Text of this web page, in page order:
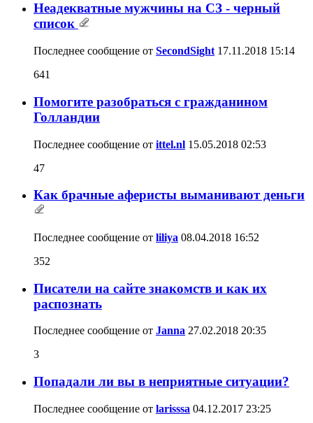
Неадекватные мужчины на СЗ - черный
список
Последнее сообщение от SecondSight 17.11.2018 15:14
641
Помогите разобраться с гражданином
Голландии
Последнее сообщение от ittel.nl 15.05.2018 02:53
47
Как брачные аферисты выманивают деньги
Последнее сообщение от liliya 08.04.2018 16:52
352
Писатели на сайте знакомств и как их
распознать
Последнее сообщение от Janna 27.02.2018 20:35
3
Попадали ли вы в неприятные ситуации?
Последнее сообщение от larisssa 04.12.2017 23:25